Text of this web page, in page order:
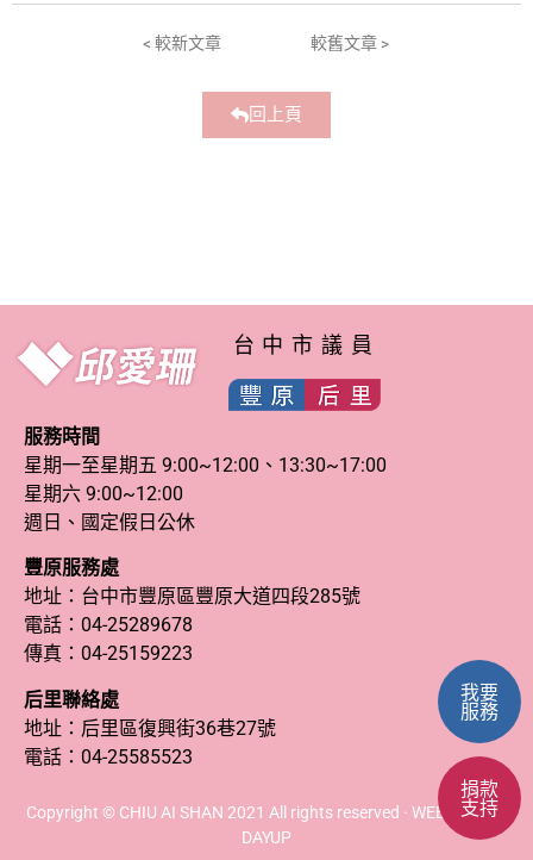
< 較新文章 較舊文章 >
回上頁
台中市議員
服務時間
星期一至星期五 9:00~12:00、13:30~17:00
星期六 9:00~12:00
週日、國定假日公休
豐原服務處
地址：台中市豐原區豐原大道四段285號
電話： 04-25289678
傳真：04-25159223
后里聯絡處
地址：后里區復興街36巷27號
電話： 04-25585523
Copyright © CHIU AI SHAN 2021 All rights reserved · WEB DESIGN
DAYUP
捐款
支持
我要
服務